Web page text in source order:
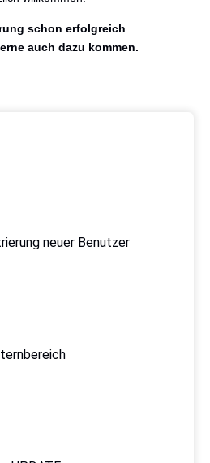
schon erfolgreich
auch dazu kommen.
neuer Benutzer